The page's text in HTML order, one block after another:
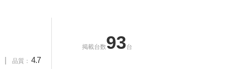
品質： 4.7
掲載台数93台